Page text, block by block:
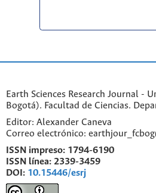
Earth Sciences Research Journal -
Bogotá). Facultad de Ciencias.
Editor: Alexander Caneva
Correo electrónico:
ISSN impreso: 1794-6190
ISSN línea: 2339-3459
DOI: 10.15446/esrj